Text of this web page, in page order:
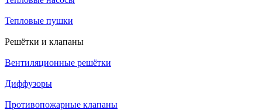
Тепловые пушки
Решётки и клапаны
Вентиляционные решётки
Диффузоры
Противопожарные клапаны